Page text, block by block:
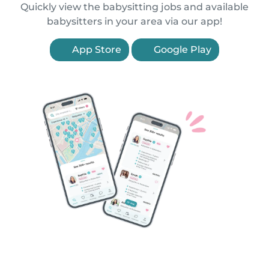
Quickly view the babysitting jobs and available
babysitters in your area via our app!
App Store Google Play